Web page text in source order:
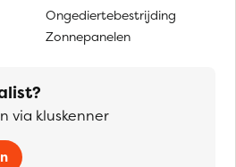
Ongediertebestrijding
Zonnepanelen
via kluskenner